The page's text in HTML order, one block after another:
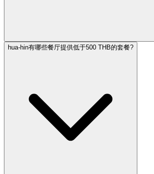
hua-hin有哪些餐厅提供低于500 THB的套餐?